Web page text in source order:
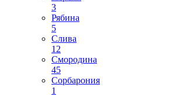
3
Рябина
5
Слива
12
Смородина
45
Сорбарония
1